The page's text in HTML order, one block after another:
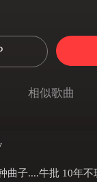
相似歌曲
曲子....牛批 10年不